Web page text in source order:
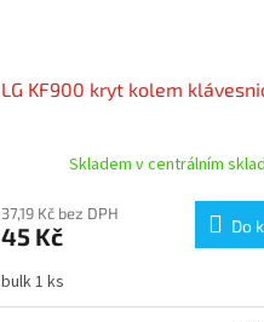
LG KF900 kryt kolem
Skladem v centrálním
37,19 Kč bez DPH
45 Kč Do
bulk 1 ks